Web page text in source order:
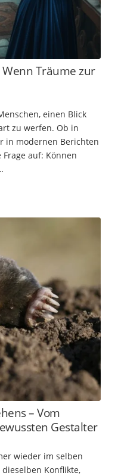
Träume zur
einen Blick
zu werfen. Ob in
in modernen Berichten
auf: Können
– Vom
Gestalter
wieder im selben